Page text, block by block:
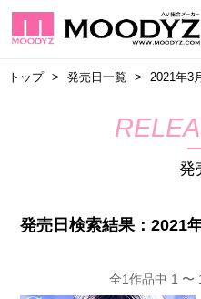
トップ 発売日一覧 2021年3
発
発売日検索結果：2021
全1作品中 1 〜